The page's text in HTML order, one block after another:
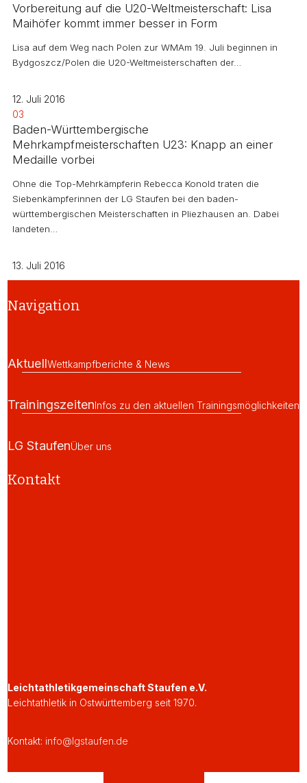
Vorbereitung auf die U20-Weltmeisterschaft: Lisa
Maihöfer kommt immer besser in Form
Lisa auf dem Weg nach Polen zur WMAm 19. Juli beginnen in
Bydgoszcz/Polen die U20-Weltmeisterschaften der…
12. Juli 2016
03
Baden-Württembergische
Mehrkampfmeisterschaften U23: Knapp an einer
Medaille vorbei
Ohne die Top-Mehrkämpferin Rebecca Konold traten die
Siebenkämpferinnen der LG Staufen bei den baden-
württembergischen Meisterschaften in Pliezhausen an. Dabei
landeten…
13. Juli 2016
Navigation
AktuellWettkampfberichte & News
TrainingszeitenInfos zu den aktuellen Trainingsmöglichkeiten
LG StaufenÜber uns
Kontakt
Leichtathletikgemeinschaft Staufen e.V.
Leichtathletik in Ostwürttemberg seit 1970.
Kontakt: info@lgstaufen.de